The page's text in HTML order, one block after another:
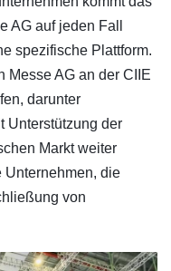
AG auf jeden Fall
spezifische Plattform.
Messe AG an der CIIE
darunter
Unterstützung der
Markt weiter
die
von